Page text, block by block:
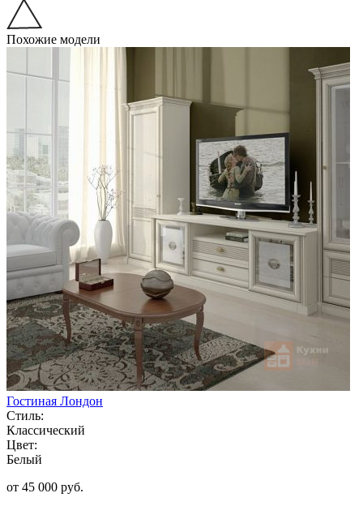
Похожие модели
Гостиная Лондон
Стиль:
Классический
Цвет:
Белый
от 45 000 руб.